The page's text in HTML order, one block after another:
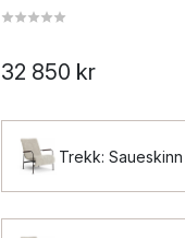
32 850 kr
Trekk: